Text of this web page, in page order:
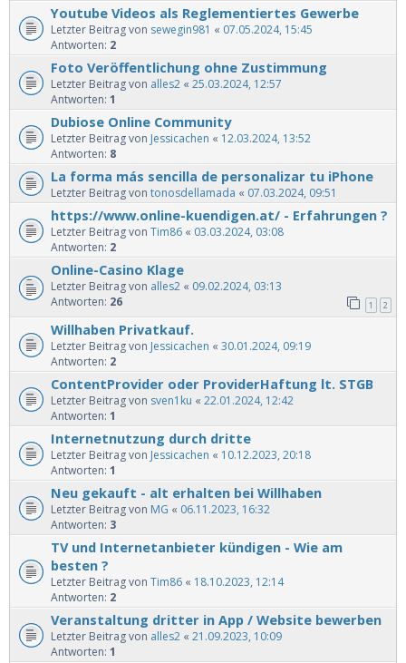
Youtube Videos als Reglementiertes Gewerbe
Letzter Beitrag von sewegin981 « 07.05.2024, 15:45
Antworten: 2
Foto Veröffentlichung ohne Zustimmung
Letzter Beitrag von alles2 « 25.03.2024, 12:57
Antworten: 1
Dubiose Online Community
Letzter Beitrag von Jessicachen « 12.03.2024, 13:52
Antworten: 8
La forma más sencilla de personalizar tu iPhone
Letzter Beitrag von tonosdellamada « 07.03.2024, 09:51
https://www.online-kuendigen.at/ - Erfahrungen ?
Letzter Beitrag von Tim86 « 03.03.2024, 03:08
Antworten: 2
Online-Casino Klage
Letzter Beitrag von alles2 « 09.02.2024, 03:13
Antworten: 26 1 2
Willhaben Privatkauf.
Letzter Beitrag von Jessicachen « 30.01.2024, 09:19
Antworten: 2
ContentProvider oder ProviderHaftung lt. STGB
Letzter Beitrag von sven1ku « 22.01.2024, 12:42
Antworten: 1
Internetnutzung durch dritte
Letzter Beitrag von Jessicachen « 10.12.2023, 20:18
Antworten: 1
Neu gekauft - alt erhalten bei Willhaben
Letzter Beitrag von MG « 06.11.2023, 16:32
Antworten: 3
TV und Internetanbieter kündigen - Wie am
besten ?
Letzter Beitrag von Tim86 « 18.10.2023, 12:14
Antworten: 2
Veranstaltung dritter in App / Website bewerben
Letzter Beitrag von alles2 « 21.09.2023, 10:09
Antworten: 1